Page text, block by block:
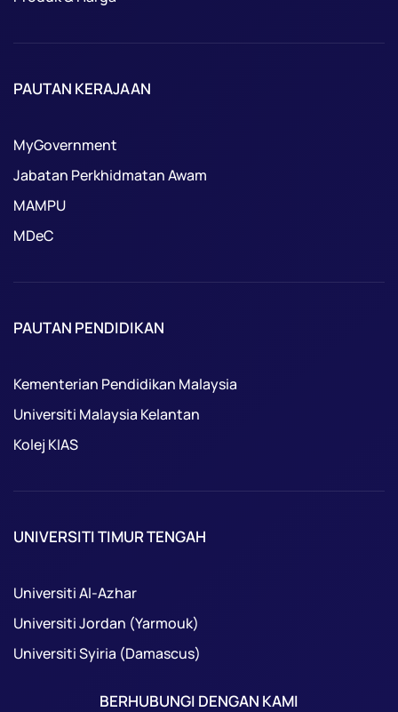
PAUTAN KERAJAAN
MyGovernment
Jabatan Perkhidmatan Awam
MAMPU
MDeC
PAUTAN PENDIDIKAN
Kementerian Pendidikan Malaysia
Universiti Malaysia Kelantan
Kolej KIAS
UNIVERSITI TIMUR TENGAH
Universiti Al-Azhar
Universiti Jordan (Yarmouk)
Universiti Syiria (Damascus)
BERHUBUNGI DENGAN KAMI